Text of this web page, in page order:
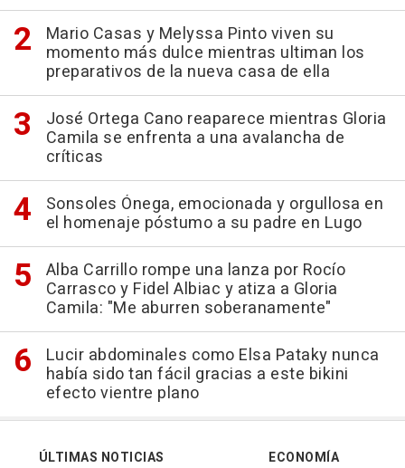
Mario Casas y Melyssa Pinto viven su
momento más dulce mientras ultiman los
preparativos de la nueva casa de ella
José Ortega Cano reaparece mientras Gloria
Camila se enfrenta a una avalancha de
críticas
Sonsoles Ónega, emocionada y orgullosa en
el homenaje póstumo a su padre en Lugo
Alba Carrillo rompe una lanza por Rocío
Carrasco y Fidel Albiac y atiza a Gloria
Camila: "Me aburren soberanamente"
Lucir abdominales como Elsa Pataky nunca
había sido tan fácil gracias a este bikini
efecto vientre plano
ÚLTIMAS NOTICIAS
ECONOMÍA